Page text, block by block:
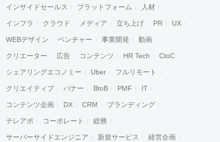
インサイドセールス プラットフォーム 人材
インフラ クラウド メディア 立ち上げ PR UX
WEBデザイン ベンチャー 事業開発 動画
クリエーター 広告 コンテンツ HR Tech CtoC
シェアリングエコノミー Uber フルリモート
クリエイティブ バナー BtoB PMF IT
コンテンツ企画 DX CRM ブランディング
テレアポ コーポレート 総務
サーバーサイドエンジニア 新規サービス 経営企画